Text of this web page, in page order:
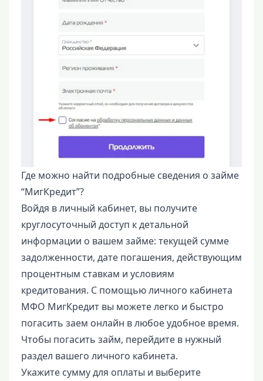
Где можно найти подробные сведения о займе
“МигКредит”?
Войдя в личный кабинет, вы получите
круглосуточный доступ к детальной
информации о вашем займе: текущей сумме
задолженности, дате погашения, действующим
процентным ставкам и условиям
кредитования. С помощью личного кабинета
МФО МигКредит вы можете легко и быстро
погасить заем онлайн в любое удобное время.
Чтобы погасить займ, перейдите в нужный
раздел вашего личного кабинета.
Укажите сумму для оплаты и выберите